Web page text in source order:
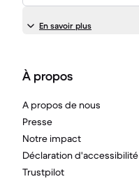
En savoir plus
À propos
A propos de nous
Presse
Notre impact
Déclaration d'accessibilité
Trustpilot